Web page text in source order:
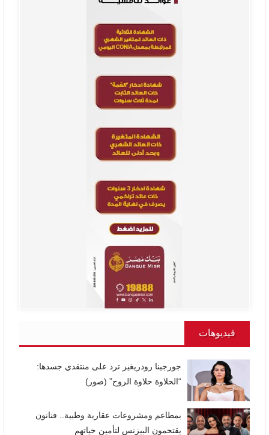
فيديوهات
جورجينا رودريغيز ترد على منتقدي جسدها:
“الحلاوة حلاوة الروح” (صور)
بمطاعم ومشروعات عقارية وطبية.. فنانون
يقتحمون البيزنس لتأمين حياتهم